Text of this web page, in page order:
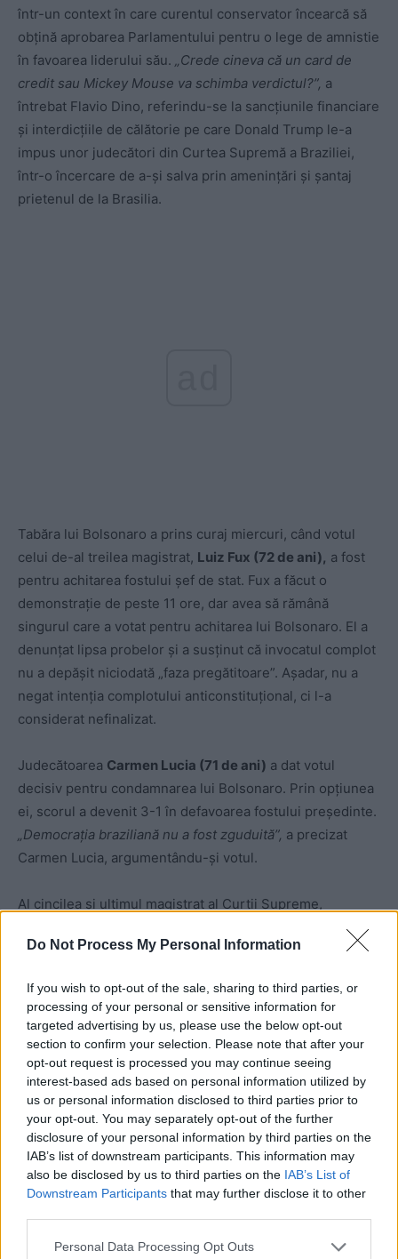
Do Not Process My Personal Information
If you wish to opt-out of the sale, sharing to third parties, or
processing of your personal or sensitive information for
targeted advertising by us, please use the below opt-out
section to confirm your selection. Please note that after your
opt-out request is processed you may continue seeing
interest-based ads based on personal information utilized by
us or personal information disclosed to third parties prior to
your opt-out. You may separately opt-out of the further
disclosure of your personal information by third parties on the
IAB’s list of downstream participants. This information may
also be disclosed by us to third parties on the IAB’s List of
Downstream Participants that may further disclose it to other
Personal Data Processing Opt Outs
într-un context în care curentul conservator încearcă să
obţină aprobarea Parlamentului pentru o lege de amnistie
în favoarea liderului său.
„Crede cineva că un card de
credit sau Mickey Mouse va schimba verdictul?”, a
întrebat Flavio Dino, referindu-se la sancțiunile financiare
și interdicțiile de călătorie pe care Donald Trump le-a
impus unor judecători din Curtea Supremă a Braziliei,
într-o încercare de a-și salva prin amenințări și șantaj
prietenul de la Brasilia.
Tabăra lui Bolsonaro a prins curaj miercuri, când votul
celui de-al treilea magistrat, Luiz Fux (72 de ani), a fost
pentru achitarea fostului șef de stat. Fux a făcut o
demonstraţie de peste 11 ore, dar avea să rămână
singurul care a votat pentru achitarea lui Bolsonaro. El a
denunţat lipsa probelor şi a susţinut că invocatul complot
nu a depăşit niciodată „faza pregătitoare”. Așadar, nu a
negat intenția complotului anticonstituțional, ci l-a
considerat nefinalizat.
Judecătoarea Carmen Lucia (71 de ani) a dat votul
decisiv pentru condamnarea lui Bolsonaro. Prin opțiunea
ei, scorul a devenit 3-1 în defavoarea fostului președinte.
„Democrația braziliană nu a fost zguduită”, a precizat
Carmen Lucia, argumentându-și votul.
Al cincilea şi ultimul magistrat al Curţii Supreme,
condamnare: 4-1. El a explicat că Bolsonaro a participat la
ad